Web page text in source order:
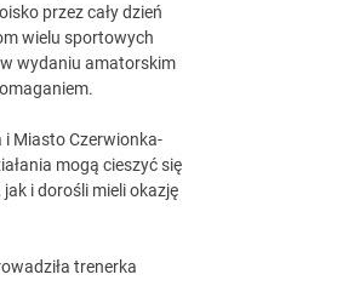
przez cały dzień
wielu sportowych
wydaniu amatorskim
i Miasto Czerwionka-
mogą cieszyć się
i dorośli mieli okazję
trenerka